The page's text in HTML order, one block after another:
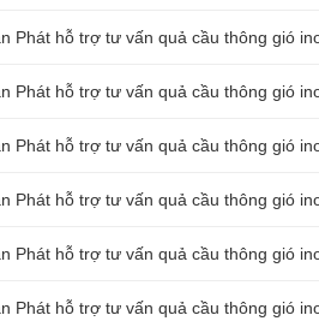
Phát hỗ trợ tư vấn quả cầu thông gió
Phát hỗ trợ tư vấn quả cầu thông gió
Phát hỗ trợ tư vấn quả cầu thông gió
Phát hỗ trợ tư vấn quả cầu thông gió
Phát hỗ trợ tư vấn quả cầu thông gió
Phát hỗ trợ tư vấn quả cầu thông gió